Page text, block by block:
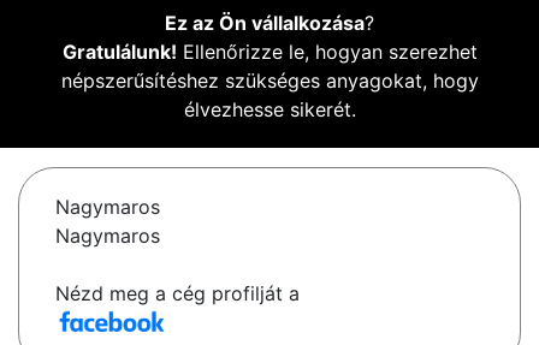
Ez az Ön vállalkozása?
Gratulálunk! Ellenőrizze le, hogyan szerezhet
népszerűsítéshez szükséges anyagokat, hogy
élvezhesse sikerét.
Nagymaros
Nagymaros
Nézd meg a cég profilját a